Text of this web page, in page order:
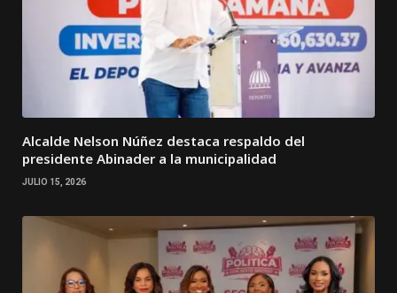
Alcalde Nelson Núñez destaca respaldo del
presidente Abinader a la municipalidad
JULIO 15, 2026